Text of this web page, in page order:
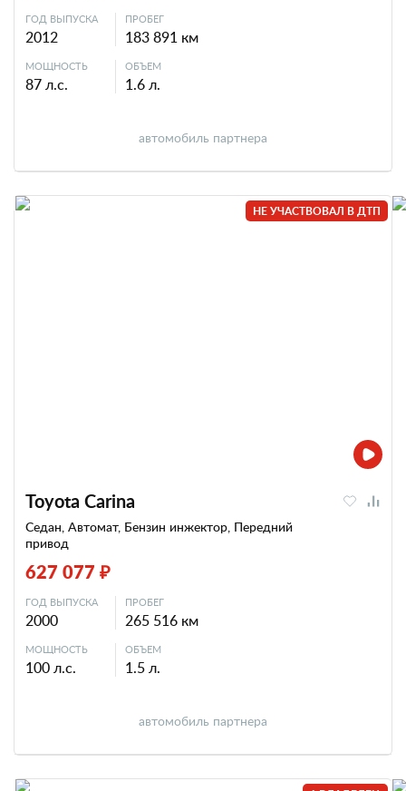
ГОД ВЫПУСКА
2012
ПРОБЕГ
183 891 км
МОЩНОСТЬ
87 л.с.
ОБЪЕМ
1.6 л.
автомобиль партнера
НЕ УЧАСТВОВАЛ В ДТП
Toyota Carina
Седан, Автомат, Бензин инжектор, Передний
привод
627 077 ₽
ГОД ВЫПУСКА
2000
ПРОБЕГ
265 516 км
МОЩНОСТЬ
100 л.с.
ОБЪЕМ
1.5 л.
автомобиль партнера